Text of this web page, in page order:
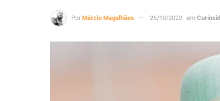
Por Márcio Magalhães 26/10/2022 em